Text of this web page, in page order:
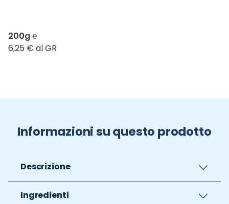
200g ℮
6,25 € al GR
Informazioni su questo prodotto
Descrizione
Ingredienti